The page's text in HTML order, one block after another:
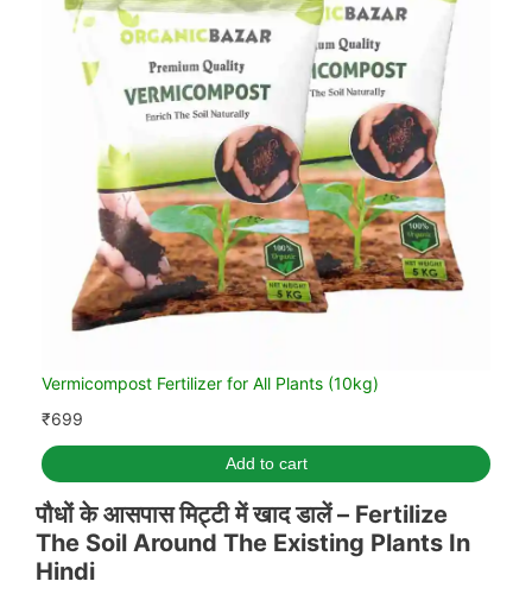
Vermicompost Fertilizer for All Plants (10kg)
₹699
Add to cart
पौधों के आसपास मिट्टी में खाद डालें – Fertilize
The Soil Around The Existing Plants In
Hindi